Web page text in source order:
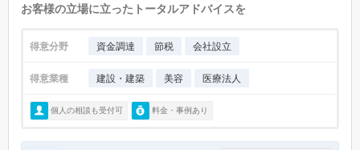
お客様の立場に立ったトータルアドバイスを
得意分野 資金調達 節税 会社設立
得意業種 建設・建築 美容 医療法人
個人の相談も受付可 料金・事例あり